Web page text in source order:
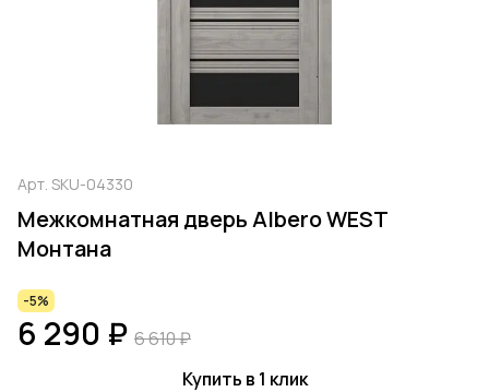
Арт. SKU-04330
Межкомнатная дверь Albero WEST
Монтана
-5%
6 290 ₽ 6 610 ₽
Купить в 1 клик